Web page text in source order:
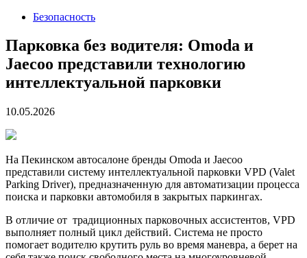
Безопасность
Парковка без водителя: Omoda и
Jaecoo представили технологию
интеллектуальной парковки
10.05.2026
На Пекинском автосалоне бренды Omoda и Jaecoo
представили систему интеллектуальной парковки VPD (Valet
Parking Driver), предназначенную для автоматизации процесса
поиска и парковки автомобиля в закрытых паркингах.
В отличие от традиционных парковочных ассистентов, VPD
выполняет полный цикл действий. Система не просто
помогает водителю крутить руль во время маневра, а берет на